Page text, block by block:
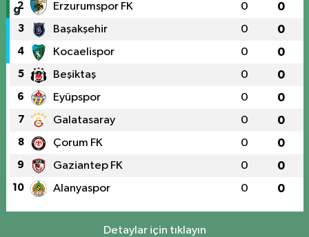
2 Erzurumspor FK 0 0
3 Başakşehir 0 0
4 Kocaelispor 0 0
5 Beşiktaş 0 0
6 Eyüpspor 0 0
7 Galatasaray 0 0
8 Çorum FK 0 0
9 Gaziantep FK 0 0
10 Alanyaspor 0 0
Detaylar için tıklayın